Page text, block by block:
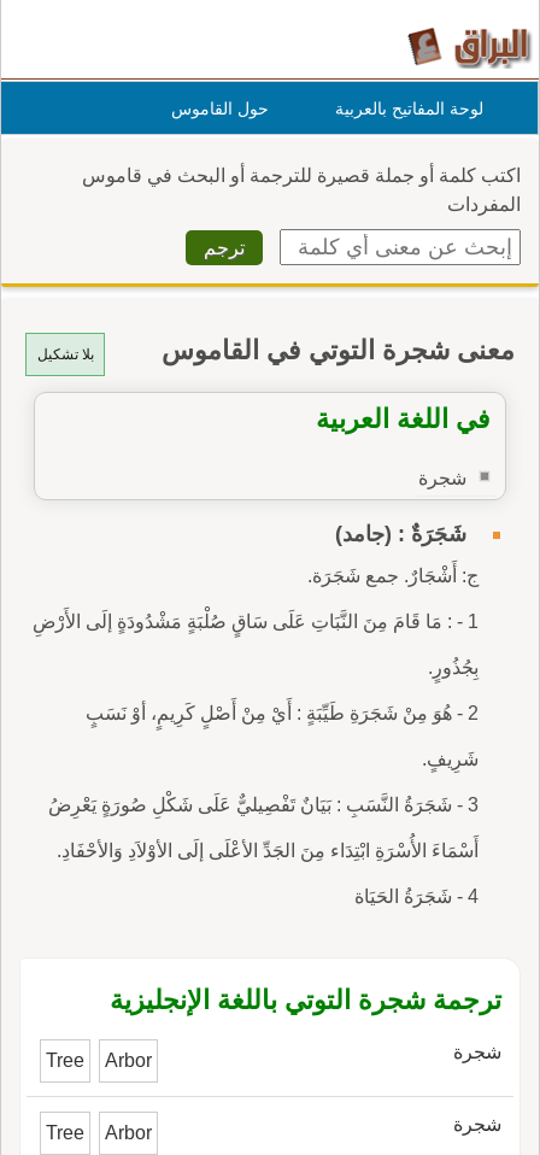
لوحة المفاتيح بالعربية حول القاموس
اكتب كلمة أو جملة قصيرة للترجمة أو البحث في قاموس
المفردات
بلا تشكيل معنى شجرة التوتي في القاموس
في اللغة العربية
شجرة
شَجَرَةٌ : (جامد)
ج: أَشْجَارٌ. جمع شَجَرَة.
1 - : مَا قَامَ مِنَ النَّبَاتِ عَلَى سَاقٍ صُلْبَةٍ مَشْدُودَةٍ إلَى الأَرْضِ
بِجُذُورٍ.
2 - هُوَ مِنْ شَجَرَةِ طَيِّبَةٍ : أَيْ مِنْ أَصْلٍ كَرِيمٍ، أوْ نَسَبٍ
شَرِيفٍ.
3 - شَجَرَةُ النَّسَبِ : بَيَانٌ تَفْصِيليٌّ عَلَى شَكْلِ صُورَةٍ يَعْرِضُ
أَسْمَاءَ الأُسْرَةِ ابْتِدَاء مِنَ الجَدِّ الأعْلَى إلَى الأوْلاَدِ وَالأحْفَادِ.
4 - شَجَرَةُ الحَيَاة
ترجمة شجرة التوتي باللغة الإنجليزية
شجرة Tree Arbor
شجرة Tree Arbor